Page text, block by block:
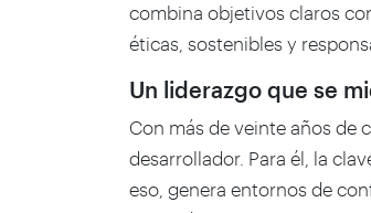
combina objetivos claros
éticas, sostenibles y
Un liderazgo que se
Con más de veinte años de
desarrollador. Para él, la
eso, genera entornos de